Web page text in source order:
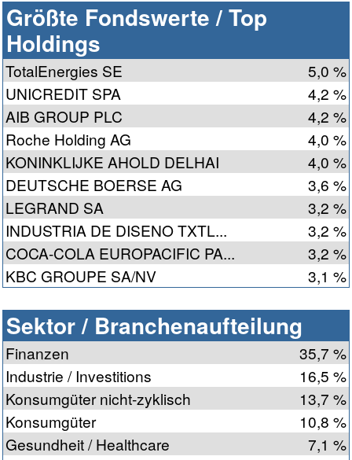
Größte Fondswerte / Top
Holdings
TotalEnergies SE
5,0 %
UNICREDIT SPA
4,2 %
AIB GROUP PLC
4,2 %
Roche Holding AG
4,0 %
KONINKLIJKE AHOLD DELHAI
4,0 %
DEUTSCHE BOERSE AG
3,6 %
LEGRAND SA
3,2 %
INDUSTRIA DE DISENO TXTL...
3,2 %
COCA-COLA EUROPACIFIC PA...
3,2 %
KBC GROUPE SA/NV
3,1 %
Sektor / Branchenaufteilung
Finanzen
35,7 %
Industrie / Investitions
16,5 %
Konsumgüter nicht-zyklisch
13,7 %
Konsumgüter
10,8 %
Gesundheit / Healthcare
7,1 %